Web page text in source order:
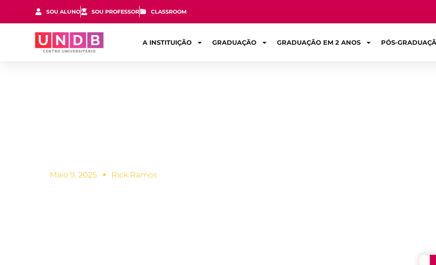
SOU ALUNO SOU PROFESSOR CLASSROOM
A INSTITUIÇÃO GRADUAÇÃO GRADUAÇÃO EM 2 ANOS PÓS-
Maio 9, 2025 Rick Ramos